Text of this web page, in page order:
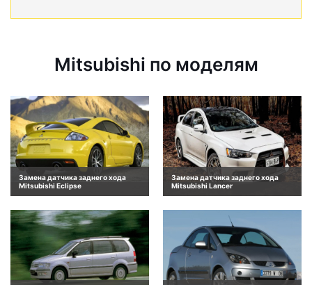
Mitsubishi по моделям
Замена датчика заднего хода
Mitsubishi Eclipse
Замена датчика заднего хода
Mitsubishi Lancer